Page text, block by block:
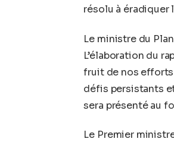
résolu à éradiquer
Le ministre du
L’élaboration du
fruit de nos
défis persistants
sera présenté au
Le Premier